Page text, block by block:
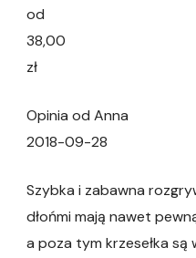
od
38,00
zł
Opinia od Anna
2018-09-28
Szybka i zabawna
dłońmi mają nawet
a poza tym krzesełka są